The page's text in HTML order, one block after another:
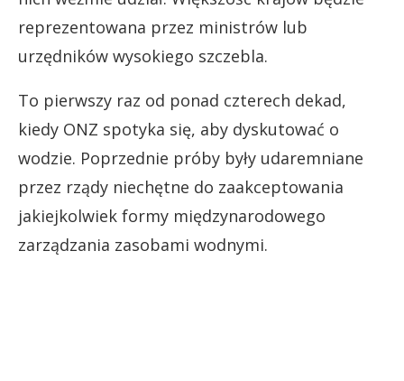
reprezentowana przez ministrów lub
urzędników wysokiego szczebla.
To pierwszy raz od ponad czterech dekad,
kiedy ONZ spotyka się, aby dyskutować o
wodzie. Poprzednie próby były udaremniane
przez rządy niechętne do zaakceptowania
jakiejkolwiek formy międzynarodowego
zarządzania zasobami wodnymi.